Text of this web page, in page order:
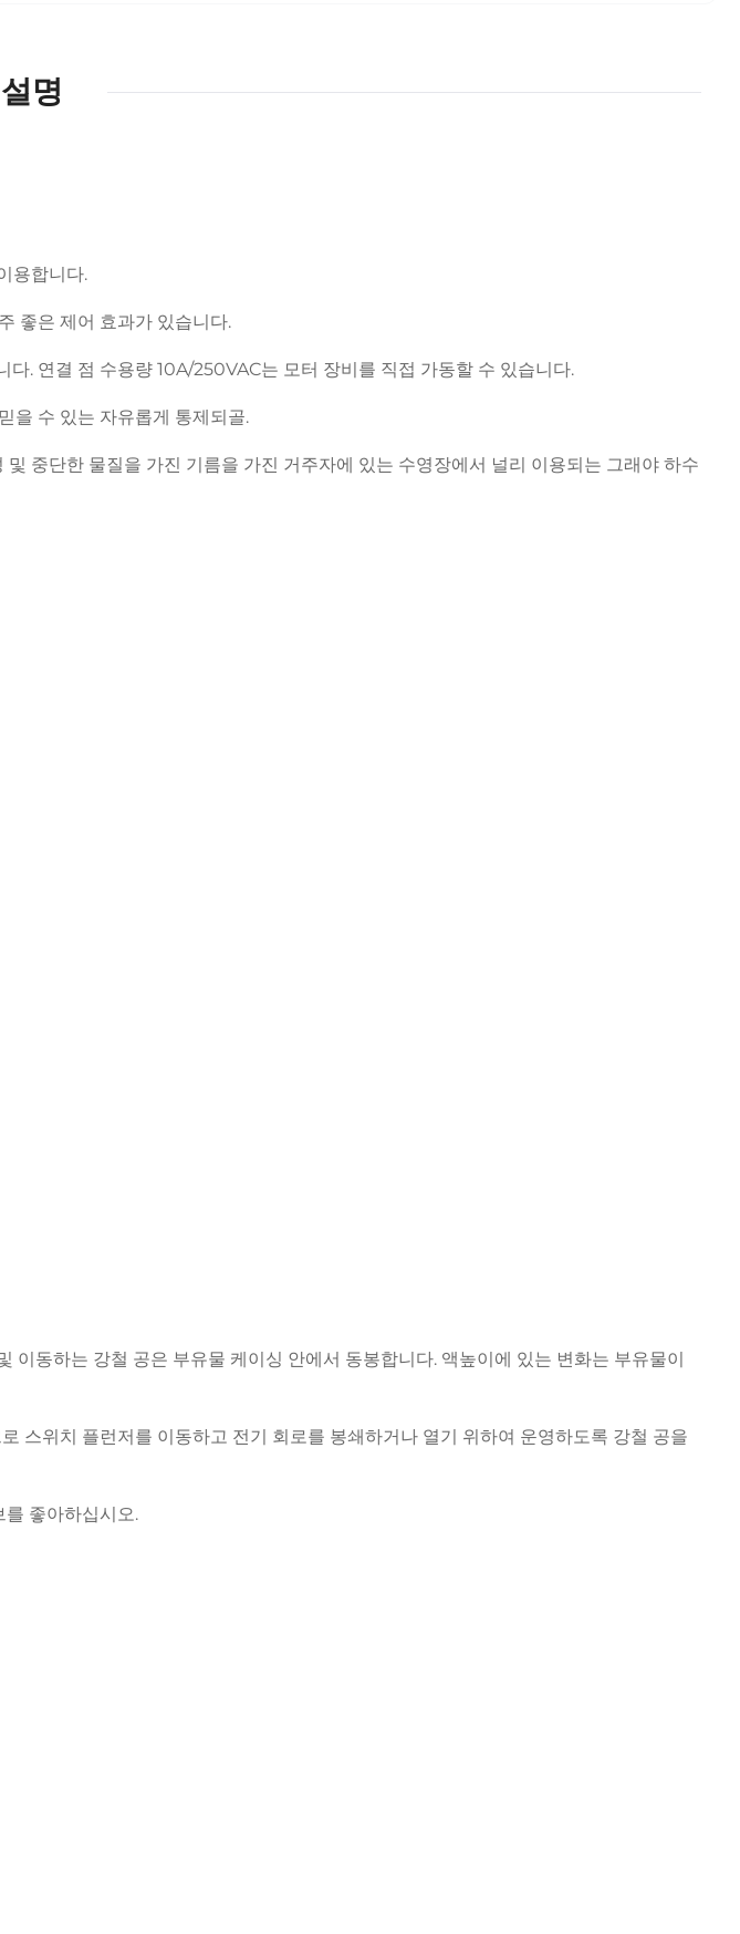
명
용합니다.
좋은 제어 효과가 있습니다.
. 연결 점 수용량 10A/250VAC는 모터 장비를 직접 가동할 수 있습니다.
을 수 있는 자유롭게 통제되골.
중단한 물질을 가진 기름을 가진 거주자에 있는 수영장에서 널리 이용되는 그래야 하수
동하는 강철 공은 부유물 케이싱 안에서 동봉합니다. 액높이에 있는 변화는 부유물이
스위치 플런저를 이동하고 전기 회로를 봉쇄하거나 열기 위하여 운영하도록 강철 공을
를 좋아하십시오.